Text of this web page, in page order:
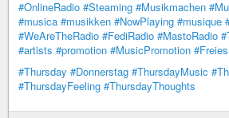
#OnlineRadio #Steaming #Musikmachen
#musica #musikken #NowPlaying #musique
#WeAreTheRadio #FediRadio #MastoRadio
#artists #promotion #MusicPromotion
#Thursday #Donnerstag #ThursdayMusic
#ThursdayFeeling #ThursdayThoughts